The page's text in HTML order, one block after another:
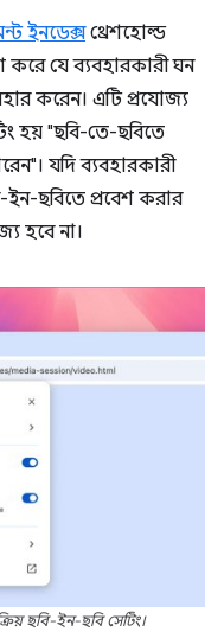
ইনডেক্সথ্রেশহোল্ড
করে যে ব্যবহারকারী ঘন
করেন। এটি প্রযোজ্য
হয় "ছবি-তে-ছবিতে
যদি ব্যবহারকারী
ইন-ছবিতে প্রবেশ করার
হবে না।
ছবি-ইন-ছবি সেটিং।